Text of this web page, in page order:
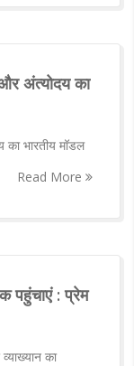
अंत्योदय का
का भारतीय मॉडल
Read More
पहुंचाएं : प्रेम
का